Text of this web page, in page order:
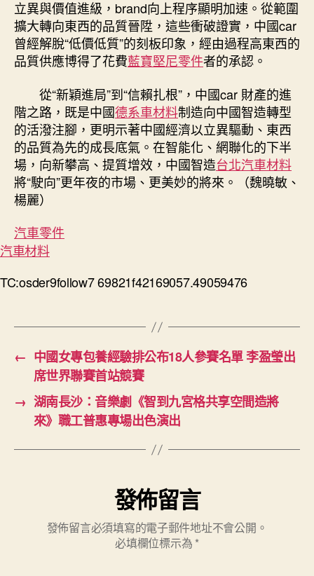
立異與價值進級，brand向上程序顯明加速。從範圍
擴大轉向東西的品質晉陞，這些衝破證實，中國car
曾經解脫“低價低質”的刻板印象，經由過程高東西的
品質供應博得了花費藍寶堅尼零件者的承認。
從“新穎進局”到“信賴扎根”，中國car 財產的進
階之路，既是中國德系車材料制造向中國智造轉型
的活潑注腳，更明示著中國經濟以立異驅動、東西
的品質為先的成長底氣。在智能化、網聯化的下半
場，向新攀高、提質增效，中國智造台北汽車材料
將“駛向”更年夜的市場、更美妙的將來。（魏曉敏、
楊麗）
汽車零件
汽車材料
TC:osder9follow7 69821f42169057.49059476
← 中國女專包養經驗排公布18人參賽名單 李盈瑩出
席世界聯賽首站競賽
→ 湖南長沙：音樂劇《智到九宮格共享空間造將
來》職工普惠專場出色演出
發佈留言
發佈留言必須填寫的電子郵件地址不會公開。
必填欄位標示為 *